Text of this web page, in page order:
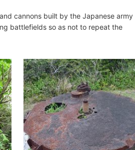
cannons built by the Japanese army
battlefields so as not to repeat the